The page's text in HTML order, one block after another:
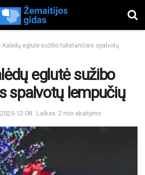
Kalėdų eglutė sužibo tūkstančiais spalvotų
eglutė sužibo
spalvotų lempučių
2025-12-08 Laikas: 2 min skaitymo